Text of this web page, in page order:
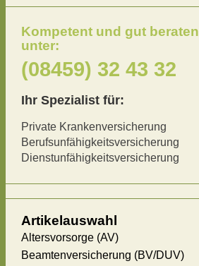
Kompetent und gut beraten
unter:
(08459) 32 43 32
Ihr Spezialist für:
Private Krankenversicherung
Berufsunfähigkeitsversicherung
Dienstunfähigkeitsversicherung
Artikelauswahl
Altersvorsorge (AV)
Beamtenversicherung (BV/DUV)